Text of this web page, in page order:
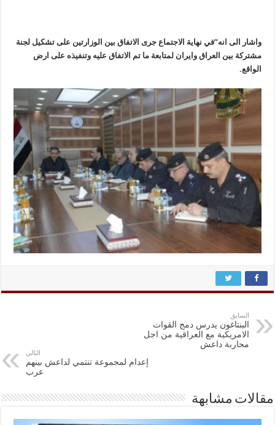
واشار الى انه”في نهاية الاجتماع جرى الاتفاق بين الوزارتين على تشكيل لجنة
مشتركة بين العراق وايران لمتابعة ما تم الاتفاق عليه وتنفيذه على ارض
الواقع.
السابق
البنتاغون يدرس دمج القوات
الامريكية مع العراقية من اجل
محاربة داعش
التالي
إعدام لمجموعة تنتمي لداعش بينهم
عرب
مقالات مشابهة